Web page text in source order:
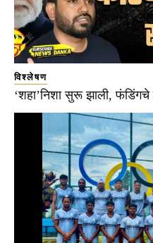
विश्लेषण
‘शहा’निशा सुरू झाली,